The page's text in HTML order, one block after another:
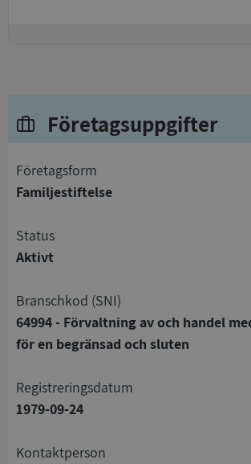
Företagsuppgifter
företagsform
Familjestiftelse
status
Aktivt
branschkod (SNI)
64994 - Förvaltning av och handel
för en begränsad och sluten
registreringsdatum
1979-09-24
Kontaktperson